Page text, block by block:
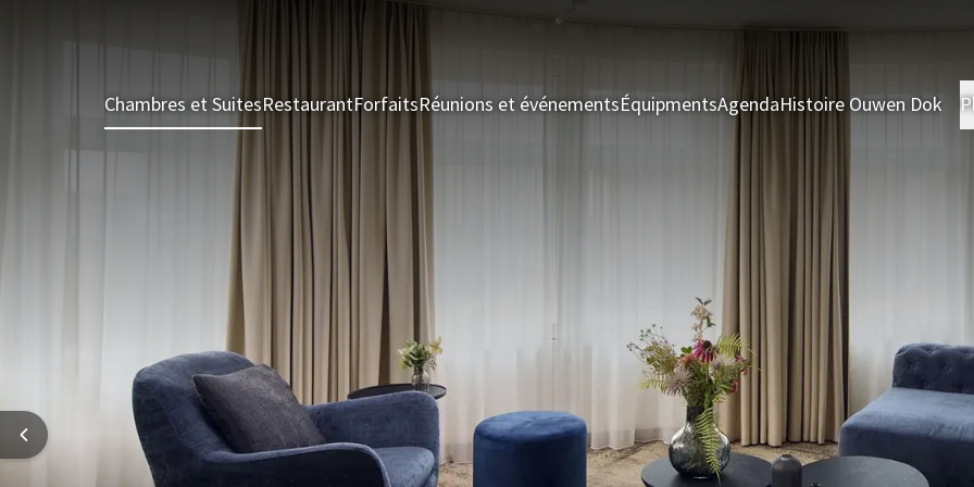
Chambres et SuitesRestaurantForfaitsRéunions et événementsÉquipmentsAgendaHistoire Ouwen Dok